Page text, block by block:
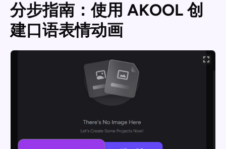
分步指南：使用 AKOOL 创
建口语表情动画